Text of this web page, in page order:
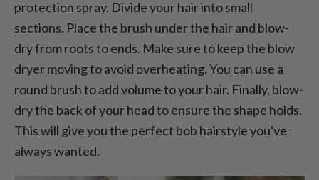
protection spray. Divide your hair into small
sections. Place the brush under the hair and blow-
dry from roots to ends. Make sure to keep the blow
dryer moving to avoid overheating. You can use a
round brush to add volume to your hair. Finally, blow-
dry the back of your head to ensure the shape holds.
This will give you the perfect bob hairstyle you've
always wanted.